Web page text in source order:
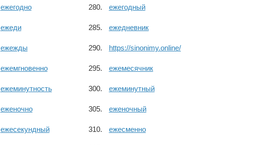
ежегодно ежегодный
ежеди ежедневник
ежежды https://sinonimy.online/
ежемгновенно ежемесячник
ежеминутность ежеминутный
еженочно еженочный
ежесекундный ежесменно